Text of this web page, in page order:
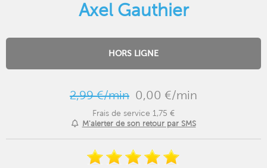
Axel Gauthier
HORS LIGNE
2,99 €/min 0,00 €/min
Frais de service 1,75 €
M'alerter de son retour par SMS